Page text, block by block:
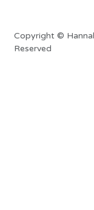
Copyright ©
Reserved